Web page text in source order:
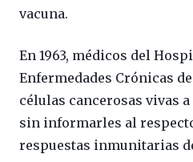
vacuna.
En 1963, médicos del
Enfermedades Crónicas
células cancerosas vivas
sin informarles al
respuestas inmunitarias